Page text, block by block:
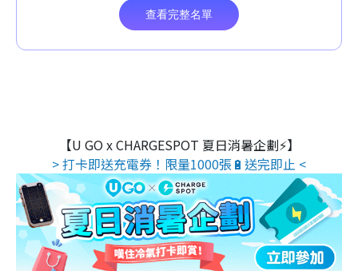
【U GO x CHARGESPOT 夏日消暑企劃⚡】
> 打卡即送充電券！限量1000張🔋送完即止 <